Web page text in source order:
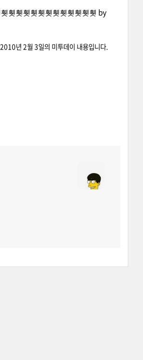
휏휏휏휏휏휏휏휏휏휏휏휏휏 by
2010년 2월 3일의 미투데이 내용입니다.